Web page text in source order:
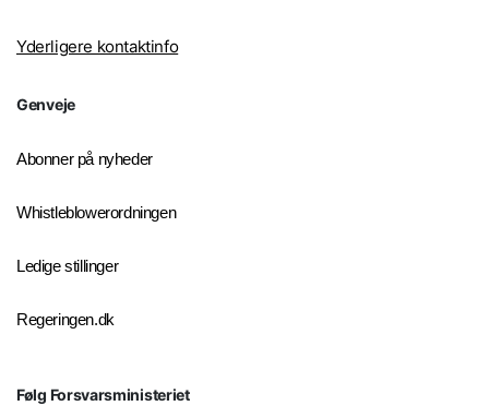
Yderligere kontaktinfo
Genveje
Abonner på nyheder
Whistleblowerordningen
Ledige stillinger
Regeringen.dk
Følg Forsvarsministeriet